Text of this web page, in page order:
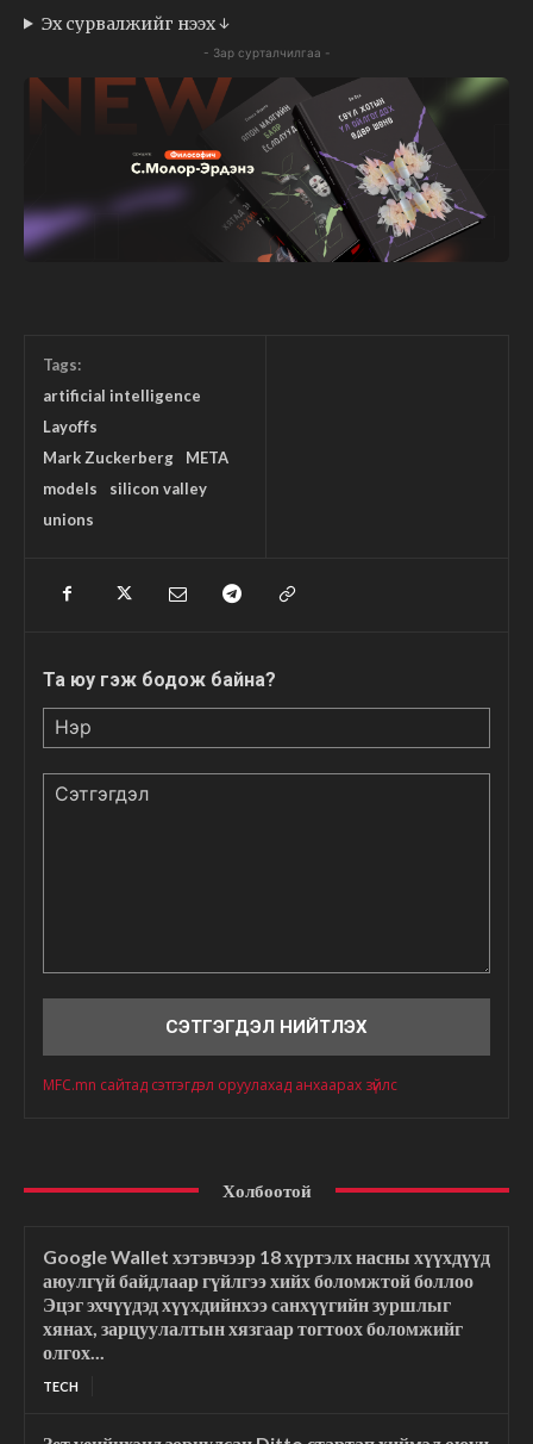
Эх сурвалжийг нээх ↓
- Зар сурталчилгаа -
Tags:
artificial intelligence
Layoffs
Mark Zuckerberg
META
models
silicon valley
unions
Та юу гэж бодож байна?
MFC.mn сайтад сэтгэгдэл оруулахад анхаарах зүйлс
Холбоотой
Google Wallet хэтэвчээр 18 хүртэлх насны хүүхдүүд
аюулгүй байдлаар гүйлгээ хийх боломжтой боллоо
Эцэг эхчүүдэд хүүхдийнхээ санхүүгийн зуршлыг
хянах, зарцуулалтын хязгаар тогтоох боломжийг
олгох...
TECH